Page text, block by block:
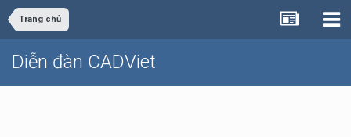
Trang chủ
Diễn đàn CADViet